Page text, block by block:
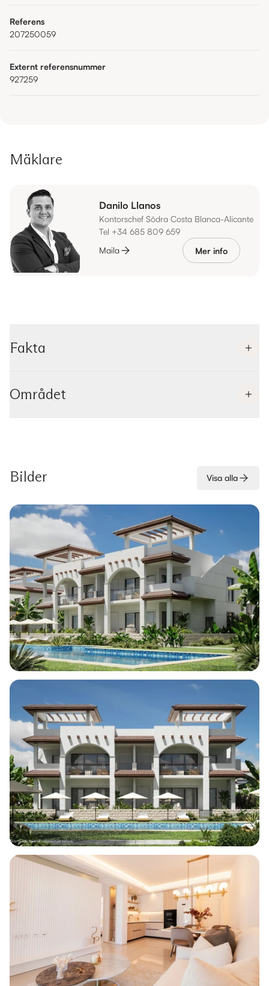
Referens
207250059
Externt referensnummer
927259
Mäklare
Danilo Llanos
Kontorschef Södra Costa Blanca-Alicante
Tel +34 685 809 659
Maila
Mer info
Fakta
Området
Bilder Visa alla